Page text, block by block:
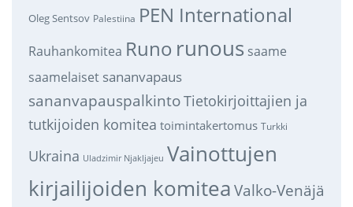
Oleg Sentsov Palestiina PEN International
Rauhankomitea Runo runous saame
saamelaiset sananvapaus
sananvapauspalkintoTietokirjoittajien ja
tutkijoiden komitea toimintakertomus Turkki
Ukraina Uladzimir Njakljajeu Vainottujen
kirjailijoiden komitea Valko-Venäjä